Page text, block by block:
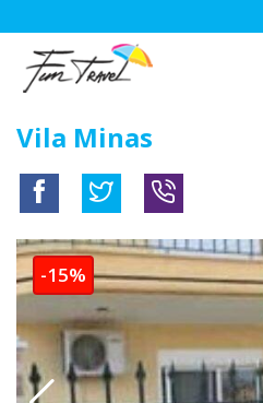
Vila Minas
-15%